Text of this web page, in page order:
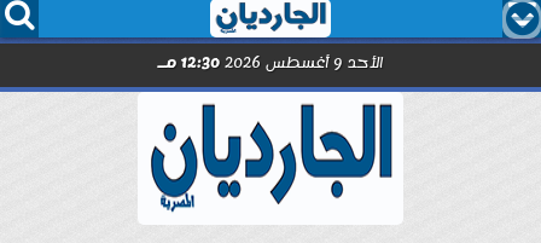
  
الأحد 9 أغسطس 2026 12:30 مـ